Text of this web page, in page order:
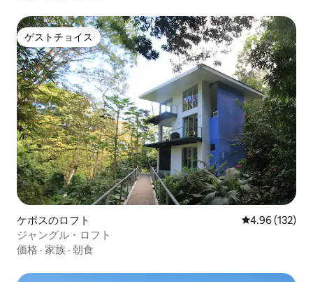
ゲストチョイス
ゲストチョイス
ケポスのロフト レビュー132
4.96 (132)
ジャングル・ロフト
価格 · 家族 · 朝食